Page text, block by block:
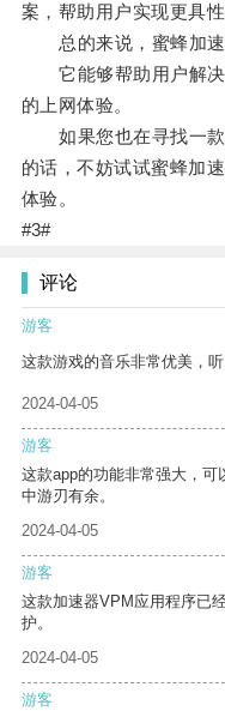
案，帮助用户实现更具
总的来说，蜜蜂加速
它能够帮助用户解决
的上网体验。
如果您也在寻找一款
的话，不妨试试蜜蜂加
体验。
#3#
评论
游客
这款游戏的音乐非常优美，听
2024-04-05
游客
这款app的功能非常强大，
中游刃有余。
2024-04-05
游客
这款加速器VPM应用程序已
护。
2024-04-05
游客